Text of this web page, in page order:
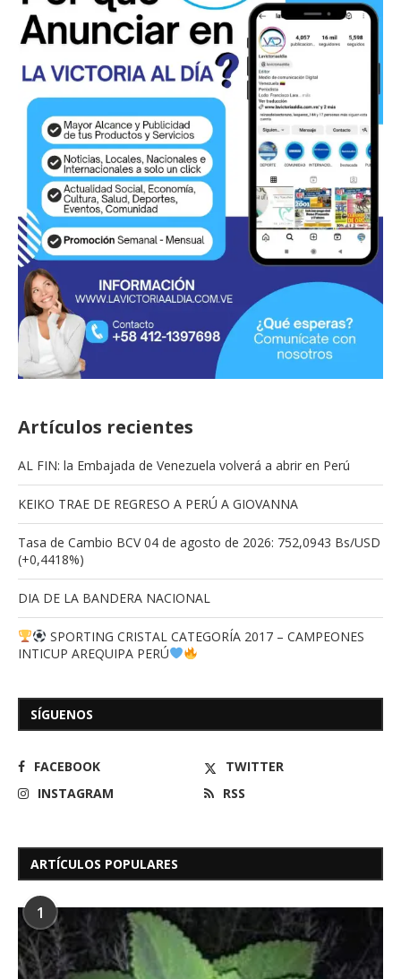
Artículos recientes
AL FIN: la Embajada de Venezuela volverá a abrir en Perú
KEIKO TRAE DE REGRESO A PERÚ A GIOVANNA
Tasa de Cambio BCV 04 de agosto de 2026: 752,0943 Bs/USD
(+0,4418%)
DIA DE LA BANDERA NACIONAL
SPORTING CRISTAL CATEGORÍA 2017 – CAMPEONES
INTICUP AREQUIPA PERÚ
SÍGUENOS
FACEBOOK
TWITTER
INSTAGRAM
RSS
ARTÍCULOS POPULARES
1